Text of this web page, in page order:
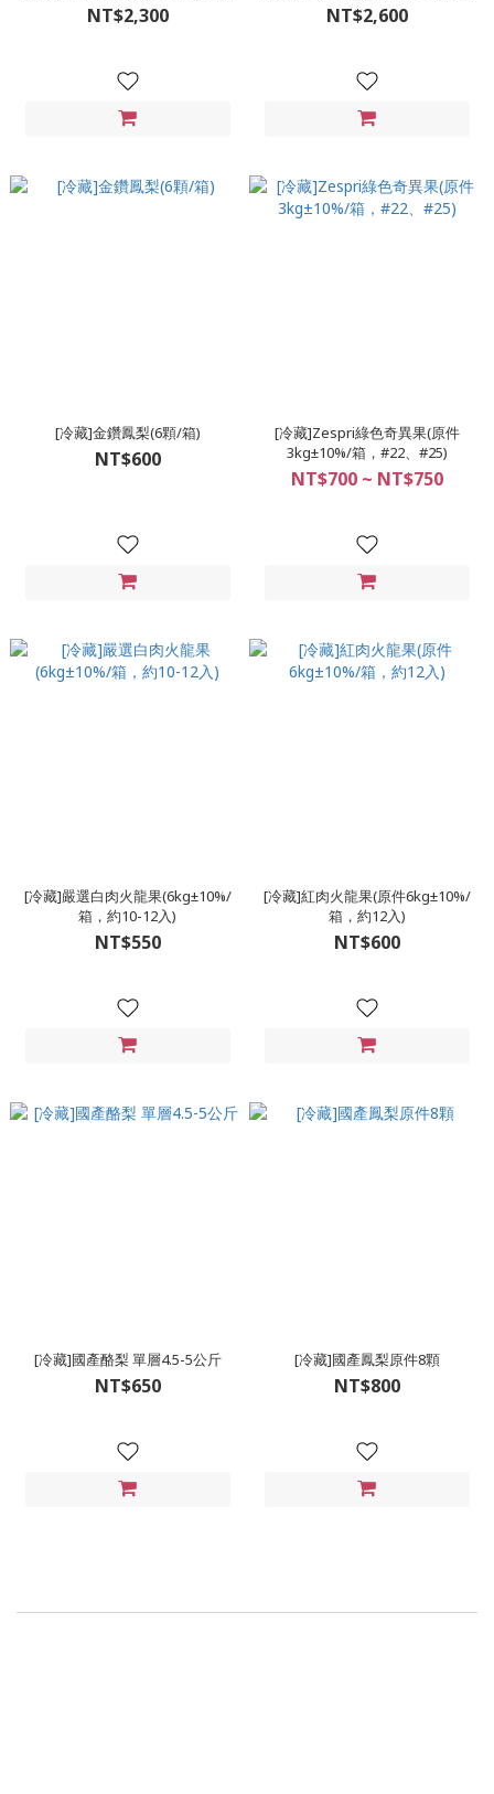
NT$2,300 NT$2,600
[冷藏]金鑽鳳梨(6顆/箱)
NT$600
[冷藏]Zespri綠色奇異果(原件
3kg±10%/箱，#22、#25)
NT$700 ~ NT$750
[冷藏]嚴選白肉火龍果(6kg±10%/
箱，約10-12入)
NT$550
[冷藏]紅肉火龍果(原件6kg±10%/
箱，約12入)
NT$600
[冷藏]國產酪梨 單層4.5-5公斤
NT$650
[冷藏]國產鳳梨原件8顆
NT$800